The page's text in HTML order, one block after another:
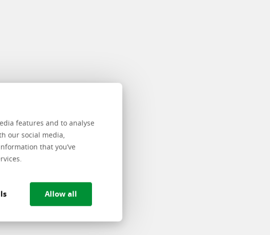
features and to analyse
our social media,
that you’ve
Allow all